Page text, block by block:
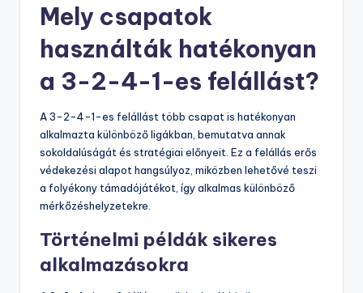
Mely csapatok
használták hatékonyan
a 3-2-4-1-es felállást?
A 3-2-4-1-es felállást több csapat is hatékonyan
alkalmazta különböző ligákban, bemutatva annak
sokoldalúságát és stratégiai előnyeit. Ez a felállás erős
védekezési alapot hangsúlyoz, miközben lehetővé teszi
a folyékony támadójátékot, így alkalmas különböző
mérkőzéshelyzetekre.
Történelmi példák sikeres
alkalmazásokra